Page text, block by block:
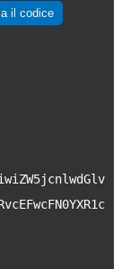
il codice